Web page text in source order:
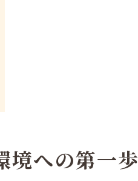
境への第一歩